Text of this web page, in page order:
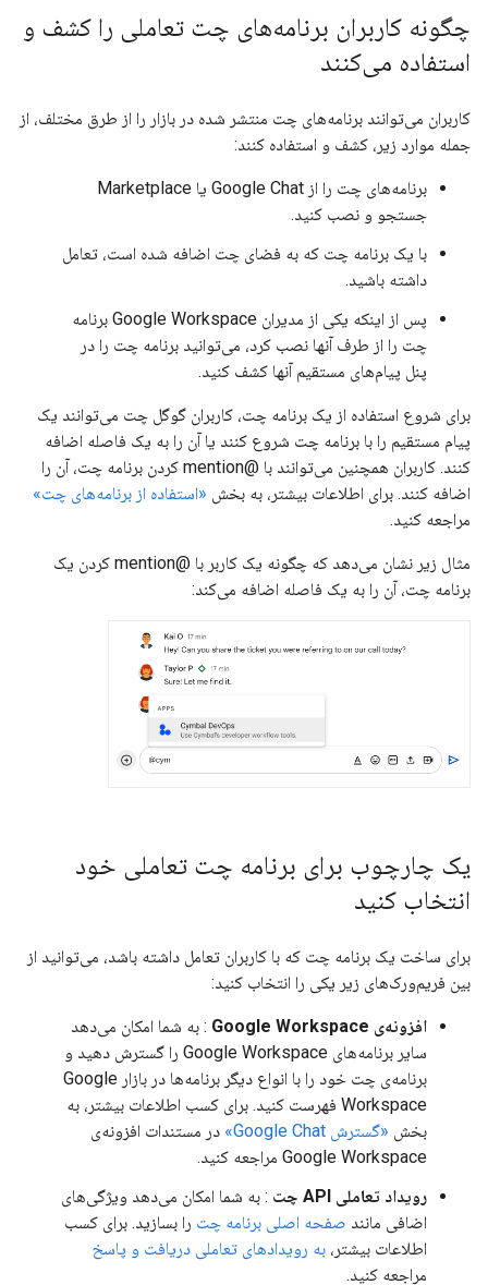
چگونه کاربران برنامه‌های چت تعاملی را کشف و
استفاده می‌کنند
کاربران می‌توانند برنامه‌های چت منتشر شده در بازار را از طرق مختلف، از
جمله موارد زیر، کشف و استفاده کنند:
برنامه‌های چت را از Google Chat یا Marketplace
جستجو و نصب کنید.
با یک برنامه چت که به فضای چت اضافه شده است، تعامل
داشته باشید.
پس از اینکه یکی از مدیران Google Workspace برنامه
چت را از طرف آنها نصب کرد، می‌توانید برنامه چت را در
پنل پیام‌های مستقیم آنها کشف کنید.
برای شروع استفاده از یک برنامه چت، کاربران گوگل چت می‌توانند یک
پیام مستقیم را با برنامه چت شروع کنند یا آن را به یک فاصله اضافه
کنند. کاربران همچنین می‌توانند با @mention کردن برنامه چت، آن را
اضافه کنند. برای اطلاعات بیشتر، به بخش «استفاده از برنامه‌های چت»
مراجعه کنید.
مثال زیر نشان می‌دهد که چگونه یک کاربر با @mention کردن یک
برنامه چت، آن را به یک فاصله اضافه می‌کند:
یک چارچوب برای برنامه چت تعاملی خود
انتخاب کنید
برای ساخت یک برنامه چت که با کاربران تعامل داشته باشد، می‌توانید از
بین فریم‌ورک‌های زیر یکی را انتخاب کنید:
افزونه‌ی Google Workspace
: به شما امکان می‌دهد
سایر برنامه‌های Google Workspace را گسترش دهید و
برنامه‌ی چت خود را با انواع دیگر برنامه‌ها در بازار Google
Workspace فهرست کنید. برای کسب اطلاعات بیشتر، به
بخش «گسترش Google Chat»
در مستندات افزونه‌ی
Google Workspace مراجعه کنید.
رویداد تعاملی API چت
: به شما امکان می‌دهد ویژگی‌های
اضافی مانند صفحه اصلی برنامه چت را بسازید. برای کسب
اطلاعات بیشتر، به رویدادهای تعاملی دریافت و پاسخ
مراجعه کنید.